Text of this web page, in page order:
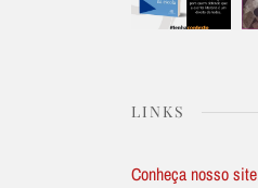
LINKS
Conheça nosso site